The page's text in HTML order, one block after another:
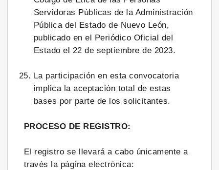
Servidoras Públicas de la Administración
Pública del Estado de Nuevo León,
publicado en el Periódico Oficial del
Estado el 22 de septiembre de 2023.
La participación en esta convocatoria
implica la aceptación total de estas
bases por parte de los solicitantes.
PROCESO DE REGISTRO:
El registro se llevará a cabo únicamente a
través la página electrónica: